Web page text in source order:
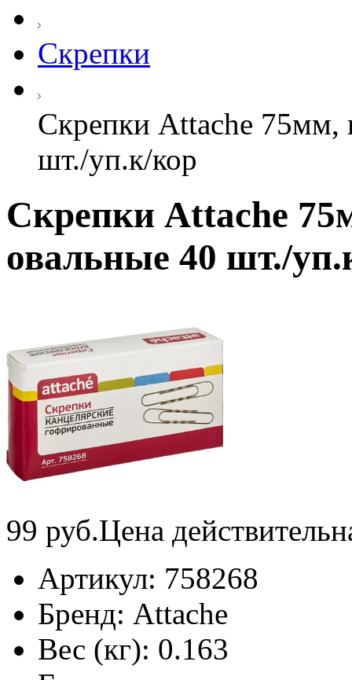
Скрепки
Скрепки Attache 75мм,
шт./уп.к/кор
Скрепки Attache
овальные 40 шт./
99 руб.Цена
Артикул: 758268
Бренд: Attache
Вес (кг): 0.163